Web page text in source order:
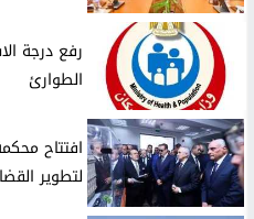
​رفع درجة
الطوارئ
افتتاح
لتطوير